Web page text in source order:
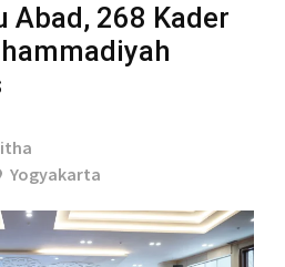
Abad, 268 Kader
Yogyakarta